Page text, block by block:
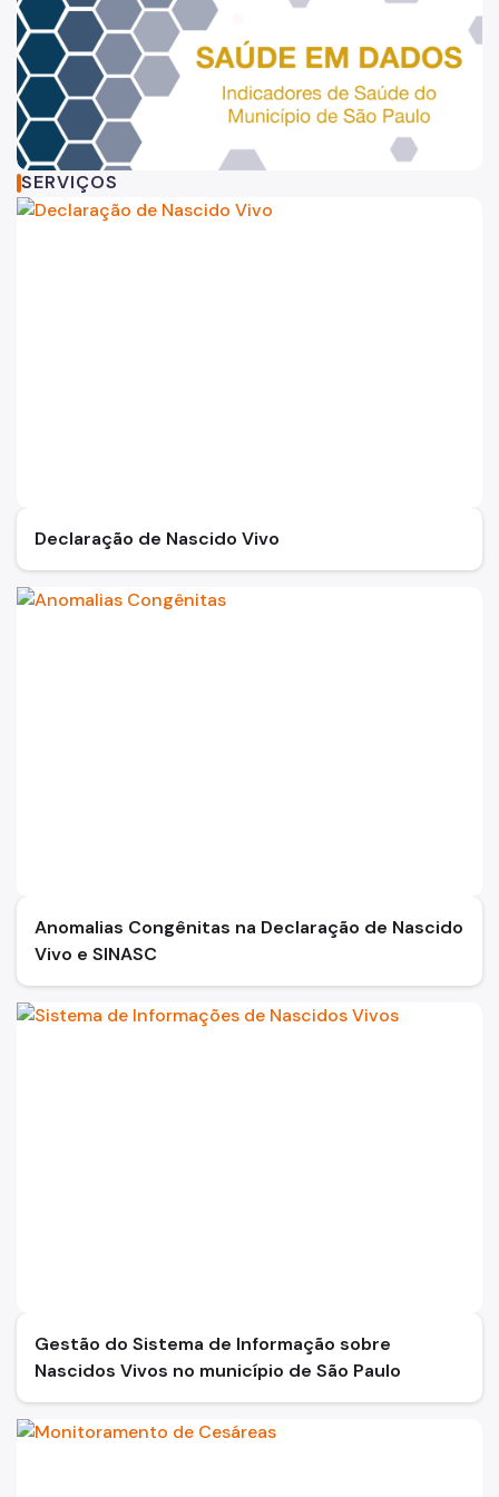
SERVIÇOS
Declaração de Nascido Vivo
Anomalias Congênitas na Declaração de Nascido
Vivo e SINASC
Gestão do Sistema de Informação sobre
Nascidos Vivos no município de São Paulo